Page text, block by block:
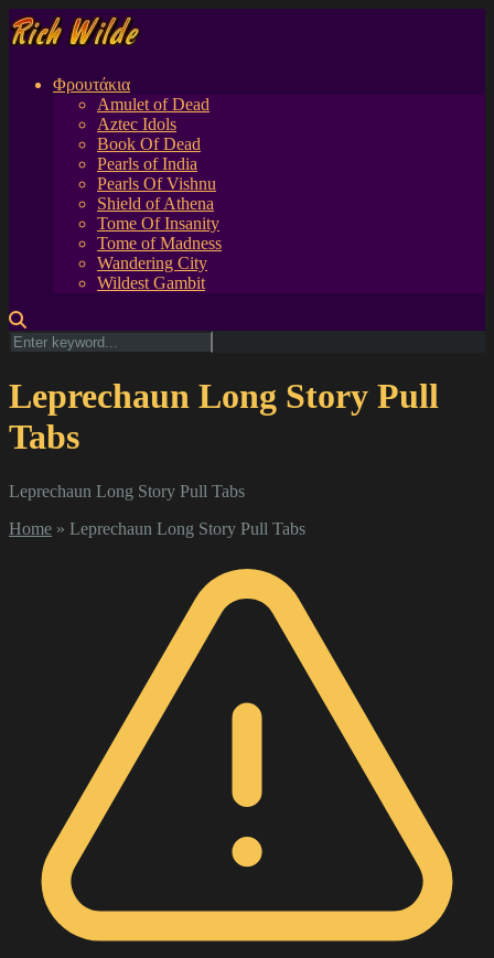
Φρουτάκια
Amulet of Dead
Aztec Idols
Book Of Dead
Pearls of India
Pearls Of Vishnu
Shield of Athena
Tome Of Insanity
Tome of Madness
Wandering City
Wildest Gambit
Leprechaun Long Story Pull
Tabs
Leprechaun Long Story Pull Tabs
Home » Leprechaun Long Story Pull Tabs